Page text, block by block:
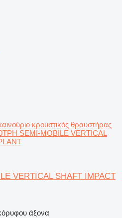
κρουστικός θραυστήρας
SEMI-MOBILE VERTICAL
VERTICAL SHAFT IMPACT
άξονα